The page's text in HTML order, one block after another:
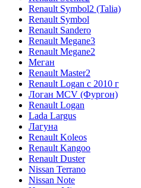
Renault Symbol2 (Talia)
Renault Symbol
Renault Sandero
Renault Megane3
Renault Megane2
Меган
Renault Master2
Renault Logan c 2010 г
Логан МСV (Фургон)
Renault Logan
Lada Largus
Лагуна
Renault Koleos
Renault Kangoo
Renault Duster
Nissan Terrano
Nissan Note